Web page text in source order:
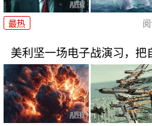
最热
美利坚一场电子战演习，把